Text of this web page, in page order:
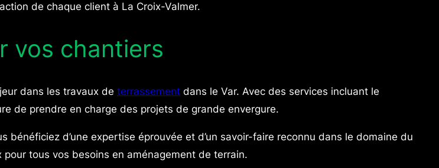
de chaque client à La Croix-Valmer.
vos chantiers
dans les travaux de terrassement dans le Var. Avec des services incluant le
de prendre en charge des projets de grande envergure.
bénéficiez d’une expertise éprouvée et d’un savoir-faire reconnu dans le domaine du
tous vos besoins en aménagement de terrain.